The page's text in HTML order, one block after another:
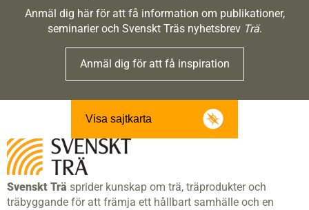
Anmäl dig här för att få information om publikationer,
seminarier och Svenskt Träs nyhetsbrev Trä.
Anmäl dig för att få inspiration
Visa sajtkarta
Svenskt Trä sprider kunskap om trä, träprodukter och
träbyggande för att främja ett hållbart samhälle och en